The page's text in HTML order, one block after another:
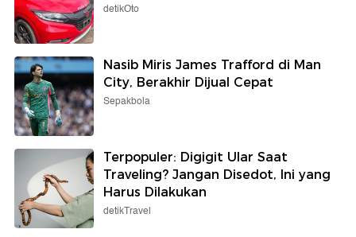
detikOto
Nasib Miris James Trafford di Man
City, Berakhir Dijual Cepat
Sepakbola
Terpopuler: Digigit Ular Saat
Traveling? Jangan Disedot, Ini yang
Harus Dilakukan
detikTravel